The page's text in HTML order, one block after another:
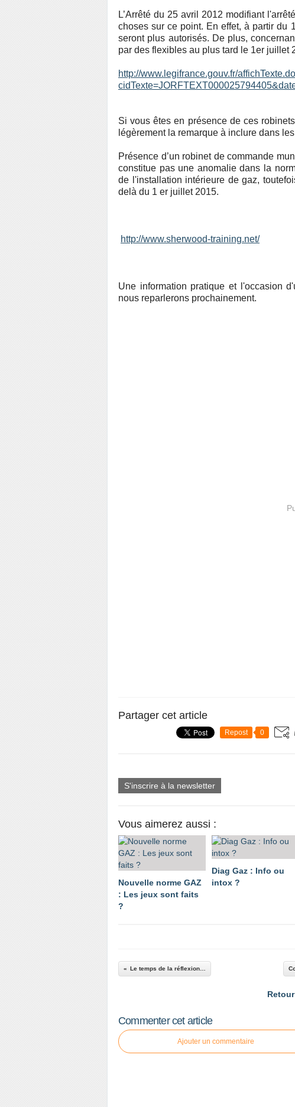
L’Arrêté du 25 avril 2012 modifiant
choses sur ce point. En effet, à partir du
seront plus autorisés. De plus,
par des flexibles au plus tard le 1er juillet
http://www.legifrance.gouv.fr/
Si vous êtes en présence de ces
légèrement la remarque à inclure dans
Présence d’un robinet de commande
constitue pas une anomalie dans la
de l'installation intérieure de gaz,
delà du 1 er juillet 2015.
http://www.sherwood-training.net/
Une information pratique et l'occasion
nous reparlerons prochainement.
Partager cet article
Repost 0
S'inscrire à la newsletter
Vous aimerez aussi :
Nouvelle norme GAZ
: Les jeux sont faits
?
Diag Gaz : Info ou
intox ?
Le temps de la réflexion…
Commenter cet article
Ajouter un commentaire